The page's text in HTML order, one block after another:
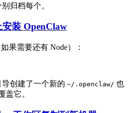
归档每个。
装 OpenClaw
果需要还有 Node）：
创建了一个新的 ~/.openclaw/ 也
盖它。